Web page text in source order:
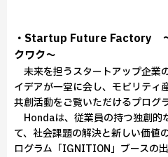
・Startup Future Factory ～
クワク～
未来を担うスタートアップ企業
イデアが一堂に会し、モビリティ
共創活動をご覧いただけるプログラ
Hondaは、従業員の持つ独創的
て、社会課題の解決と新しい価値
ログラム「IGNITION」ブースの出